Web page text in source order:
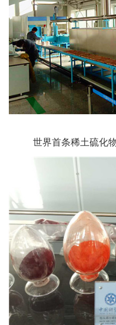
世界首条稀土硫化